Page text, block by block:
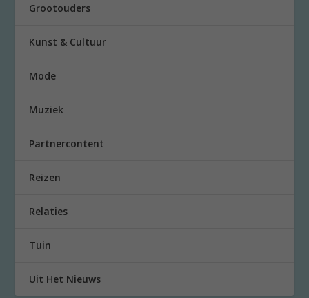
Grootouders
Kunst & Cultuur
Mode
Muziek
Partnercontent
Reizen
Relaties
Tuin
Uit Het Nieuws